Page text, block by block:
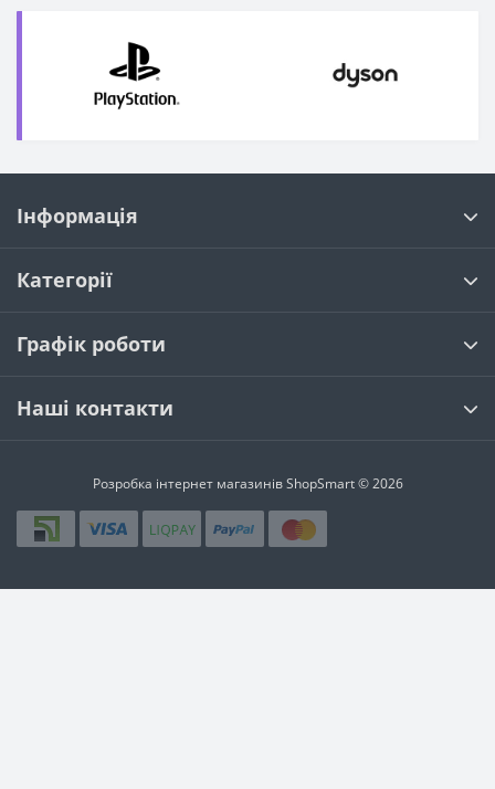
Інформація
Категорії
Графік роботи
Наші контакти
Розробка інтернет магазинівShopSmart © 2026